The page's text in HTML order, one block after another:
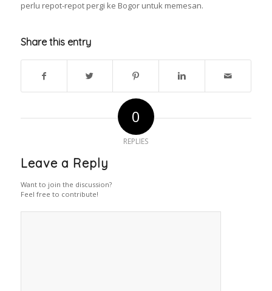
perlu repot-repot pergi ke Bogor untuk memesan.
Share this entry
0
REPLIES
Leave a Reply
Want to join the discussion?
Feel free to contribute!